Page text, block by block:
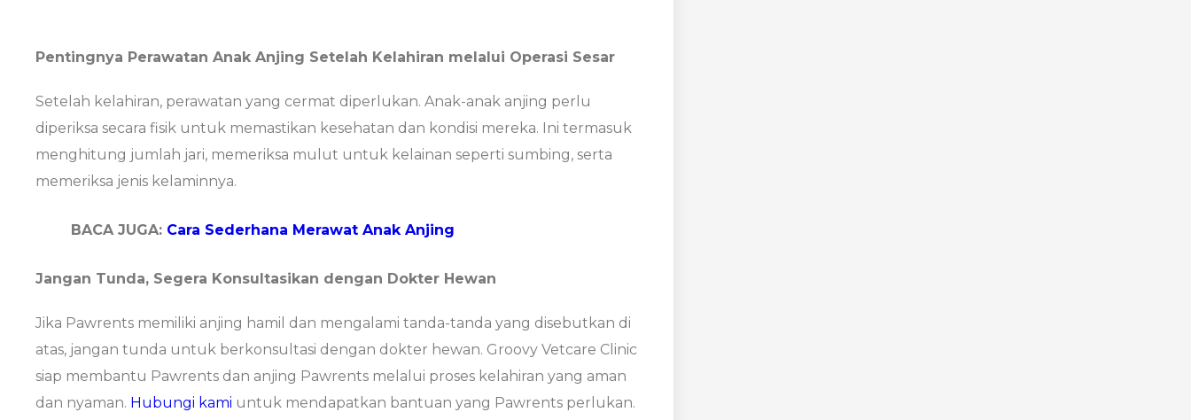
Pentingnya Perawatan Anak Anjing Setelah Kelahiran melalui Operasi Sesar
Setelah kelahiran, perawatan yang cermat diperlukan. Anak-anak anjing perlu
diperiksa secara fisik untuk memastikan kesehatan dan kondisi mereka. Ini termasuk
menghitung jumlah jari, memeriksa mulut untuk kelainan seperti sumbing, serta
memeriksa jenis kelaminnya.
BACA JUGA: Cara Sederhana Merawat Anak Anjing
Jangan Tunda, Segera Konsultasikan dengan Dokter Hewan
Jika Pawrents memiliki anjing hamil dan mengalami tanda-tanda yang disebutkan di
atas, jangan tunda untuk berkonsultasi dengan dokter hewan. Groovy Vetcare Clinic
siap membantu Pawrents dan anjing Pawrents melalui proses kelahiran yang aman
dan nyaman. Hubungi kami untuk mendapatkan bantuan yang Pawrents perlukan.